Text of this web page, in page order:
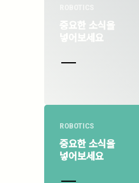
중요한 소식을
넣어보세요
ROBOTICS
중요한 소식을
넣어보세요